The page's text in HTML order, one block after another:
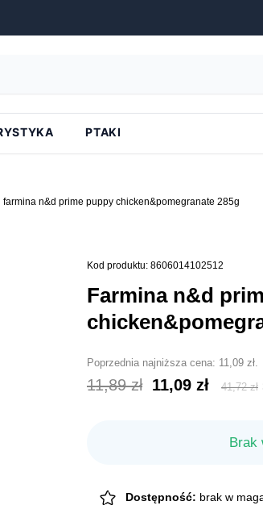
PTAKI
farmina n&d prime puppy chicken&pomegranate 285g
Kod produktu: 8606014102512
farmina n&d prime puppy
Poprzednia najniższa cena: 11,09 zł.
11,89zł Pierwotna
wynosiła:
11,09 zł 41,72zł
Brak
Dostępność: brak w